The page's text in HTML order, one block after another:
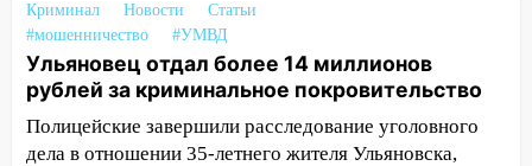
15:59
Ульяновец отдал более 14
миллионов рублей за криминальное
покровительство
15:32
летнего мопедиста
Криминал Новости
Статьи
#мошенничество
#УМВД
Ульяновец отдал более 14 миллионов
рублей за криминальное покровительство
Полицейские завершили расследование уголовного
дела в отношении 35-летнего жителя Ульяновска,